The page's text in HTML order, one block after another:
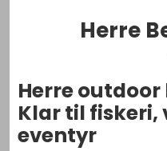
Herre
Herre
Klar til fiskeri,
eventyr